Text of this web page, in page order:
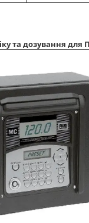
та дозування для